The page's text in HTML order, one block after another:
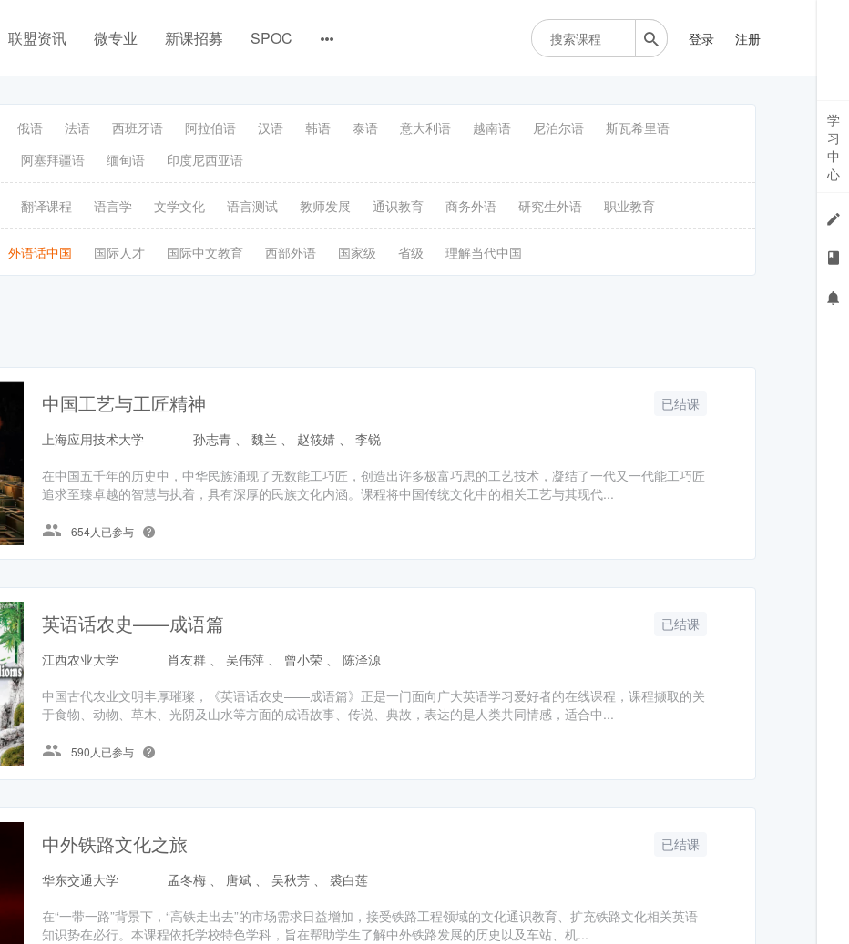
联盟资讯 微专业 新课招募 SPOC 登录 注册
俄语 法语 西班牙语 阿拉伯语 汉语 韩语 泰语 意大利语 越南语 尼泊尔语
斯瓦希里语
阿塞拜疆语 缅甸语 印度尼西亚语
翻译课程 语言学 文学文化 语言测试 教师发展 通识教育 商务外语 研究生外语 职业教育
外语话中国 国际人才 国际中文教育 西部外语 国家级 省级 理解当代中国
中国工艺与工匠精神
已结课
上海应用技术大学
孙志青 、 魏兰 、 赵筱婧 、 李锐
在中国五千年的历史中，中华民族涌现了无数能工巧匠，创造出许多极富巧思的工艺技术，凝结了一代又一代能工巧匠
追求至臻卓越的智慧与执着，具有深厚的民族文化内涵。课程将中国传统文化中的相关工艺与其现代...
654人已参与
英语话农史——成语篇
已结课
江西农业大学
肖友群 、 吴伟萍 、 曾小荣 、 陈泽源
中国古代农业文明丰厚璀璨，《英语话农史——成语篇》正是一门面向广大英语学习爱好者的在线课程，课程撷取的关
于食物、动物、草木、光阴及山水等方面的成语故事、传说、典故，表达的是人类共同情感，适合中...
590人已参与
中外铁路文化之旅
已结课
华东交通大学
孟冬梅 、 唐斌 、 吴秋芳 、 裘白莲
在“一带一路”背景下，“高铁走出去”的市场需求日益增加，接受铁路工程领域的文化通识教育、扩充铁路文化相关英语
知识势在必行。本课程依托学校特色学科，旨在帮助学生了解中外铁路发展的历史以及车站、机...
学
习
中
心